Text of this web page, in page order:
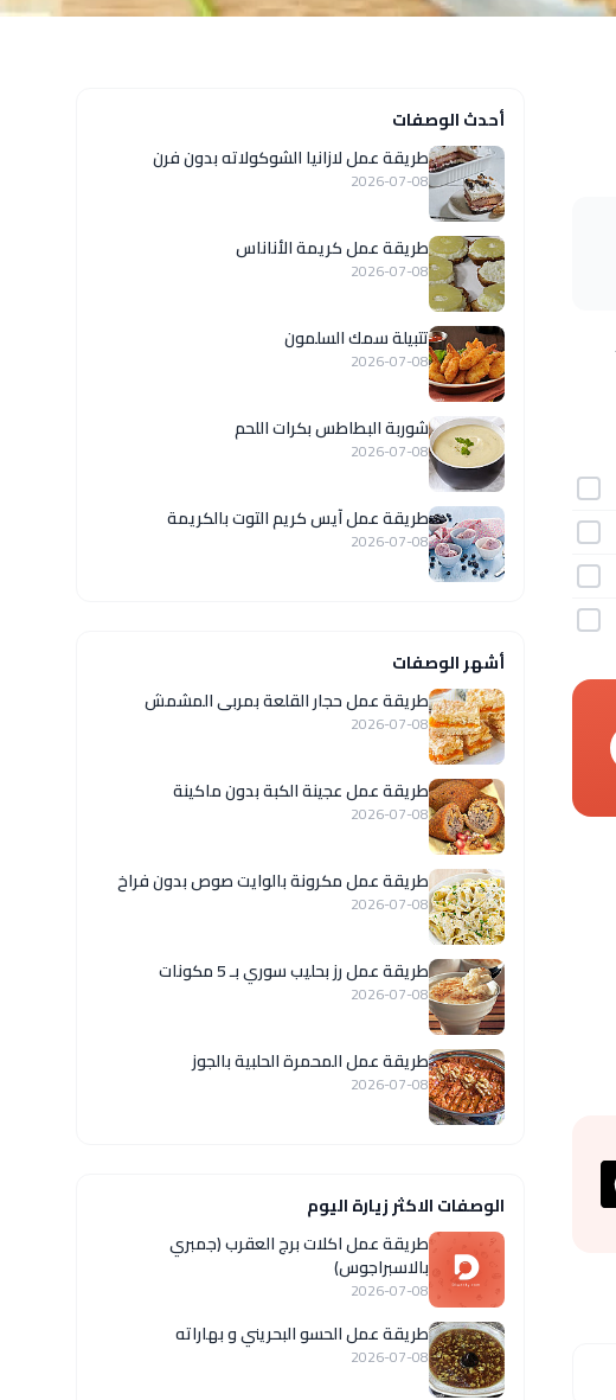
أحدث الوصفات
طريقة عمل لازانيا الشوكولاته بدون فرن
2026-07-08
طريقة عمل كريمة الأناناس
2026-07-08
تتبيلة سمك السلمون
2026-07-08
شوربة البطاطس بكرات اللحم
2026-07-08
طريقة عمل آيس كريم التوت بالكريمة
2026-07-08
أشهر الوصفات
طريقة عمل حجار القلعة بمربى المشمش
2026-07-08
طريقة عمل عجينة الكبة بدون ماكينة
2026-07-08
طريقة عمل مكرونة بالوايت صوص بدون فراخ
2026-07-08
طريقة عمل رز بحليب سوري بـ 5 مكونات
2026-07-08
طريقة عمل المحمرة الحلبية بالجوز
2026-07-08
الوصفات الاكثر زيارة اليوم
طريقة عمل اكلات برج العقرب (جمبري
بالاسبراجوس)
2026-07-08
طريقة عمل الحسو البحريني و بهاراته
2026-07-08